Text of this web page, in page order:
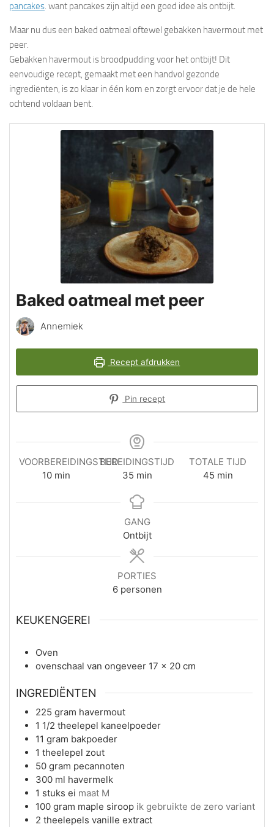
pancakes. want pancakes zijn altijd een goed idee als ontbijt.
Maar nu dus een baked oatmeal oftewel gebakken havermout met
peer.
Gebakken havermout is broodpudding voor het ontbijt! Dit
eenvoudige recept, gemaakt met een handvol gezonde
ingrediënten, is zo klaar in één kom en zorgt ervoor dat je de hele
ochtend voldaan bent.
Baked oatmeal met peer
Annemiek
Recept afdrukken
Pin recept
VOORBEREIDINGSTIJD
10minuten
min
BEREIDINGSTIJD
35minuten
min
TOTALE TIJD
45minuten
min
GANG
Ontbijt
PORTIES
6 personen
KEUKENGEREI
Oven
ovenschaal van ongeveer 17 x 20 cm
INGREDIËNTEN
225 gram havermout
1 1/2 theelepel kaneelpoeder
11 gram bakpoeder
1 theelepel zout
50 gram pecannoten
300 ml havermelk
1 stuks ei maat M
100 gram maple siroop ik gebruikte de zero variant
2 theelepels vanille extract